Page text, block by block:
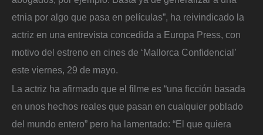
etnia por algo que pasa en películas”, ha reivindicado la
actriz en una entrevista concedida a Europa Press, con
motivo del estreno en cines de ‘Mallorca Confidencial’
este viernes, 29 de mayo.
La actriz ha afirmado que el filme es “una ficción basada
en unos hechos reales que pasan en cualquier poblado
del mundo entero” pero ha lamentado: “El que quiera